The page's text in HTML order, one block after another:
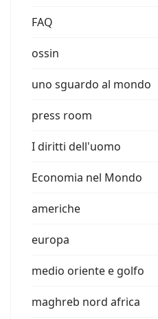
FAQ
ossin
uno sguardo al mondo
press room
I diritti dell'uomo
Economia nel Mondo
americhe
europa
medio oriente e golfo
maghreb nord africa